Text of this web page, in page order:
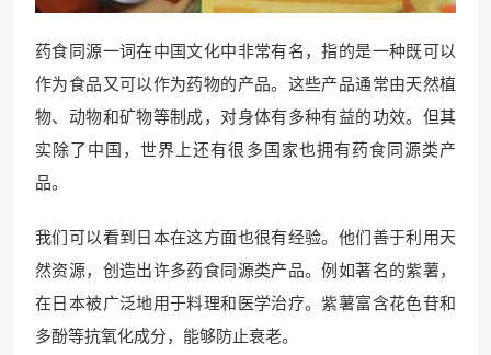
药食同源一词在中国文化中非常有名，指的是一种既可以
作为食品又可以作为药物的产品。这些产品通常由天然植
物、动物和矿物等制成，对身体有多种有益的功效。但其
实除了中国，世界上还有很多国家也拥有药食同源类产
品。
我们可以看到日本在这方面也很有经验。他们善于利用天
然资源，创造出许多药食同源类产品。例如著名的紫薯，
在日本被广泛地用于料理和医学治疗。紫薯富含花色苷和
多酚等抗氧化成分，能够防止衰老。